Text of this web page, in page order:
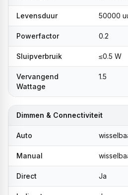
Levensduur 50000
Powerfactor 0.2
Sluipverbruik ≤0.5 W
Vervangend
Wattage
1.5
Dimmen & Connectiviteit
Auto
Manual
Direct Ja